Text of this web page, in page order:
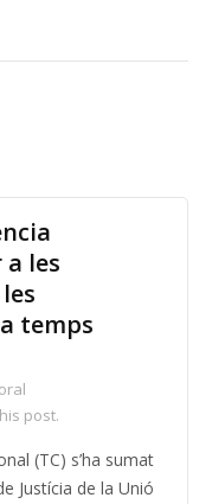
les
temps
post.
(TC) s’ha sumat
Justícia de la Unió